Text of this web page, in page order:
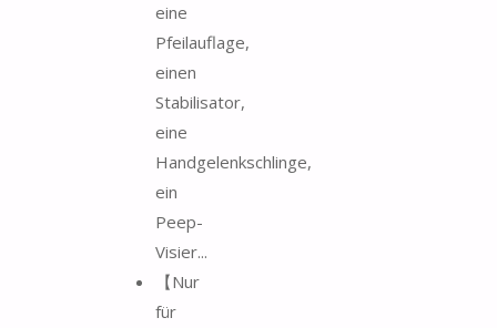
eine
Pfeilauflage,
einen
Stabilisator,
eine
Handgelenkschlinge,
ein
Peep-
Visier...
【Nur
für